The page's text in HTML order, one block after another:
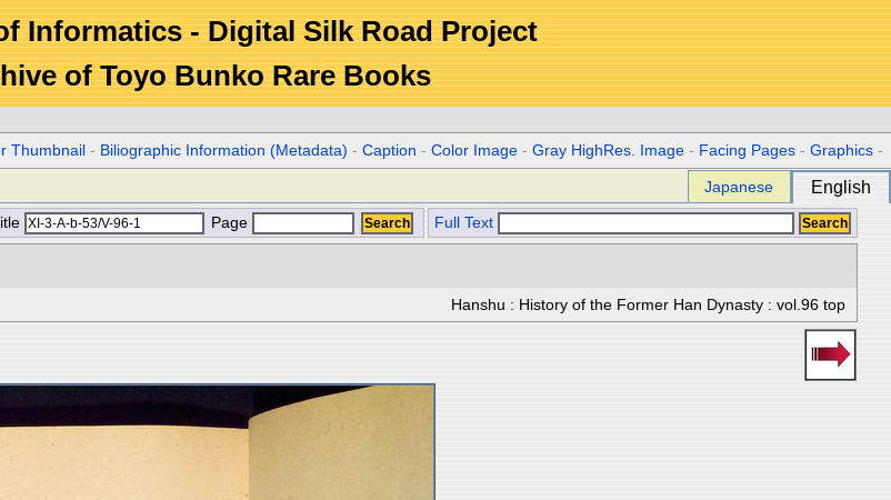
Informatics - Digital Silk Road Project
of Toyo Bunko Rare Books
Thumbnail - Biliographic Information (Metadata) -Caption -Color Image -Gray HighRes. Image - Facing Pages -Graphics -
Japanese English
Page Full Text
Hanshu : History of the Former Han Dynasty : vol.96 top